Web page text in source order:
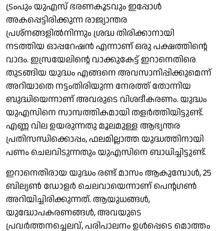
ട്രംപും യുഎസ് ഭരണകൂടവും ഇപ്പോള്‍
അകപ്പെട്ടിരിക്കുന്ന രാജ്യാന്തര
പ്രശ്നങ്ങളില്‍നിന്നും ശ്രദ്ധ തിരിക്കാനായി
നടത്തിയ ഓപ്പറേഷന്‍ എന്നാണ് ഒരു പക്ഷത്തിന്റെ
വാദം. ഇസ്രയേലിന്റെ വാക്കുകേട്ട് ഇറാനെതിരെ
തുടങ്ങിയ യുദ്ധം എങ്ങനെ അവസാനിപ്പിക്കുമെന്ന്
അറിയാതെ നട്ടംതിരിയുന്ന നേരത്ത് തോന്നിയ
ബുദ്ധിയെന്നാണ് അവരുടെ വിശദീകരണം. യുദ്ധം
യുഎസിനെ സാമ്പത്തികമായി തളര്‍ത്തിയിട്ടുണ്ട്.
എണ്ണ വില ഉയരുന്നതു മൂലമുള്ള ആഭ്യന്തര
പ്രതിസന്ധിക്കൊപ്പം, ഫലമില്ലാത്ത യുദ്ധത്തിനായി
പണം ചെലവിടുന്നതും യുഎസിനെ ബാധിച്ചിട്ടുണ്ട്.
ഇറാനെതിരായ യുദ്ധം രണ്ട് മാസം ആകുമ്പോള്‍, 25
ബില്യണ്‍ ഡോളര്‍ ചെലവായെന്നാണ് പെന്റഗണ്‍
അറിയിച്ചിരിക്കുന്നത്. ആയുധങ്ങള്‍,
യുദ്ധോപകരണങ്ങള്‍, അവയുടെ
പ്രവര്‍ത്തനച്ചെലവ്, പരിപാലനം ഉള്‍പ്പെടെ മൊത്തം